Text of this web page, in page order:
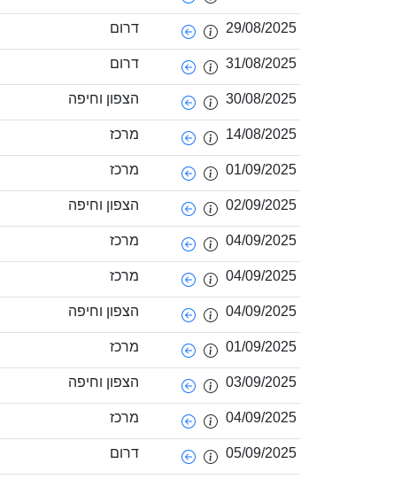
29/08/2025 דרום
31/08/2025 דרום
30/08/2025 הצפון וחיפה
14/08/2025 מרכז
01/09/2025 מרכז
02/09/2025 הצפון וחיפה
04/09/2025 מרכז
04/09/2025 מרכז
04/09/2025 הצפון וחיפה
01/09/2025 מרכז
03/09/2025 הצפון וחיפה
04/09/2025 מרכז
05/09/2025 דרום